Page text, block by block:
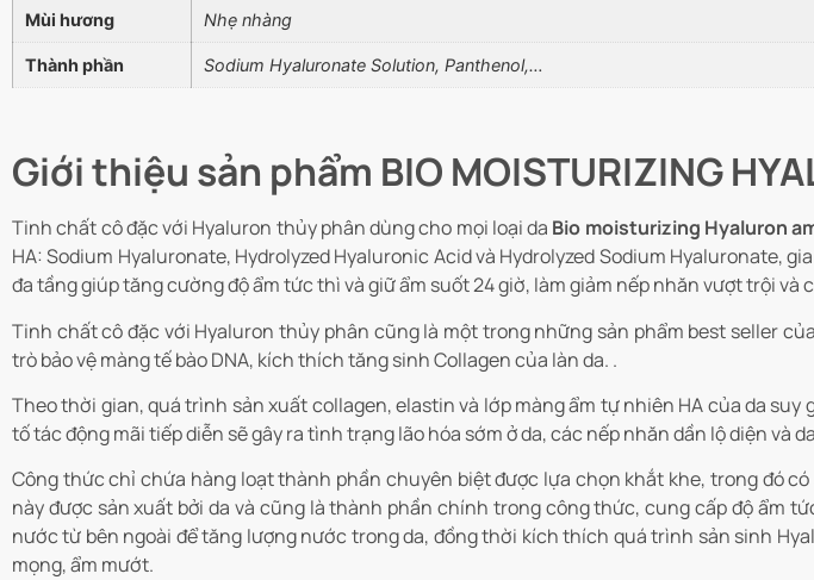
Mùi hương Nhẹ nhàng
Thành phần Sodium Hyaluronate Solution, Panthenol,…
Giới thiệu sản phẩm BIO MOISTURIZING
Tinh chất cô đặc với Hyaluron thủy phân dùng cho mọi loại da Bio moisturizing Hyaluron
HA: Sodium Hyaluronate, Hydrolyzed Hyaluronic Acid và Hydrolyzed Sodium Hyaluronate,
đa tầng giúp tăng cường độ ẩm tức thì và giữ ẩm suốt 24 giờ, làm giảm nếp nhăn vượt trội và
Tinh chất cô đặc với Hyaluron thủy phân cũng là một trong những sản phẩm best seller
trò bảo vệ màng tế bào DNA, kích thích tăng sinh Collagen của làn da. .
Theo thời gian, quá trình sản xuất collagen, elastin và lớp màng ẩm tự nhiên HA của da suy
tố tác động mãi tiếp diễn sẽ gây ra tình trạng lão hóa sớm ở da, các nếp nhăn dần lộ diện
Công thức chỉ chứa hàng loạt thành phần chuyên biệt được lựa chọn khắt khe, trong đó
này được sản xuất bởi da và cũng là thành phần chính trong công thức, cung cấp độ ẩm
nước từ bên ngoài để tăng lượng nước trong da, đồng thời kích thích quá trình sản sinh
mọng, ẩm mướt.